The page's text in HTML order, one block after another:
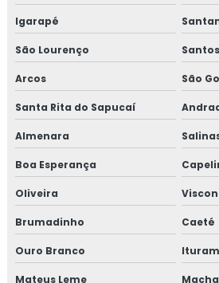
Janela de inspeção termográfica
Jaquetas para turbina
Jaquetas térmica para turbina
Jaquetas térmicas isolantes
Projeto de isolamento térmico
Proteção passiva
Proteção passiva contra fogo
Proteção passiva contra incêndio
Igarapé
São Lourenço
Arcos São
Santa Rita do Sapucaí
Almenara
Boa Esperança
Oliveira
Brumadinho Caeté
Ouro Branco
Mateus Leme